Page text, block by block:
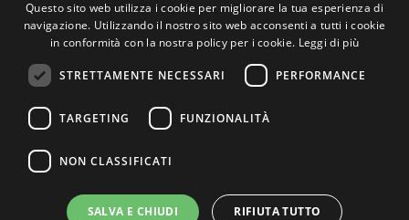
Questo sito web utilizza i cookie per migliorare la tua esperienza di
navigazione. Utilizzando il nostro sito web acconsenti a tutti i cookie
in conformità con la nostra policy per i cookie. Leggi di più
STRETTAMENTE NECESSARI PERFORMANCE
TARGETING FUNZIONALITÀ
NON CLASSIFICATI
SALVA E CHIUDI RIFIUTA TUTTO